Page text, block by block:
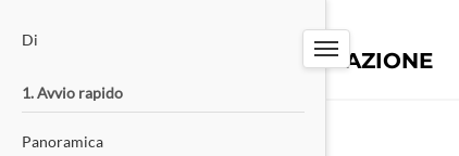
SISTEMA DI PRENOTAZIONE
Di
1. Avvio rapido
Panoramica